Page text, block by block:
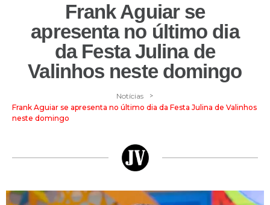
Frank Aguiar se
apresenta no último dia
da Festa Julina de
Valinhos neste domingo
Notícias >
Frank Aguiar se apresenta no último dia da Festa Julina de Valinhos
neste domingo